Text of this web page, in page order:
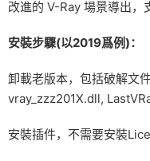
改進的 V-Ray 場景導出
安裝步驟(以2019爲例)：
卸載老版本，包括破解文
vray_zzz201X.dll,
安裝插件，不需要安裝